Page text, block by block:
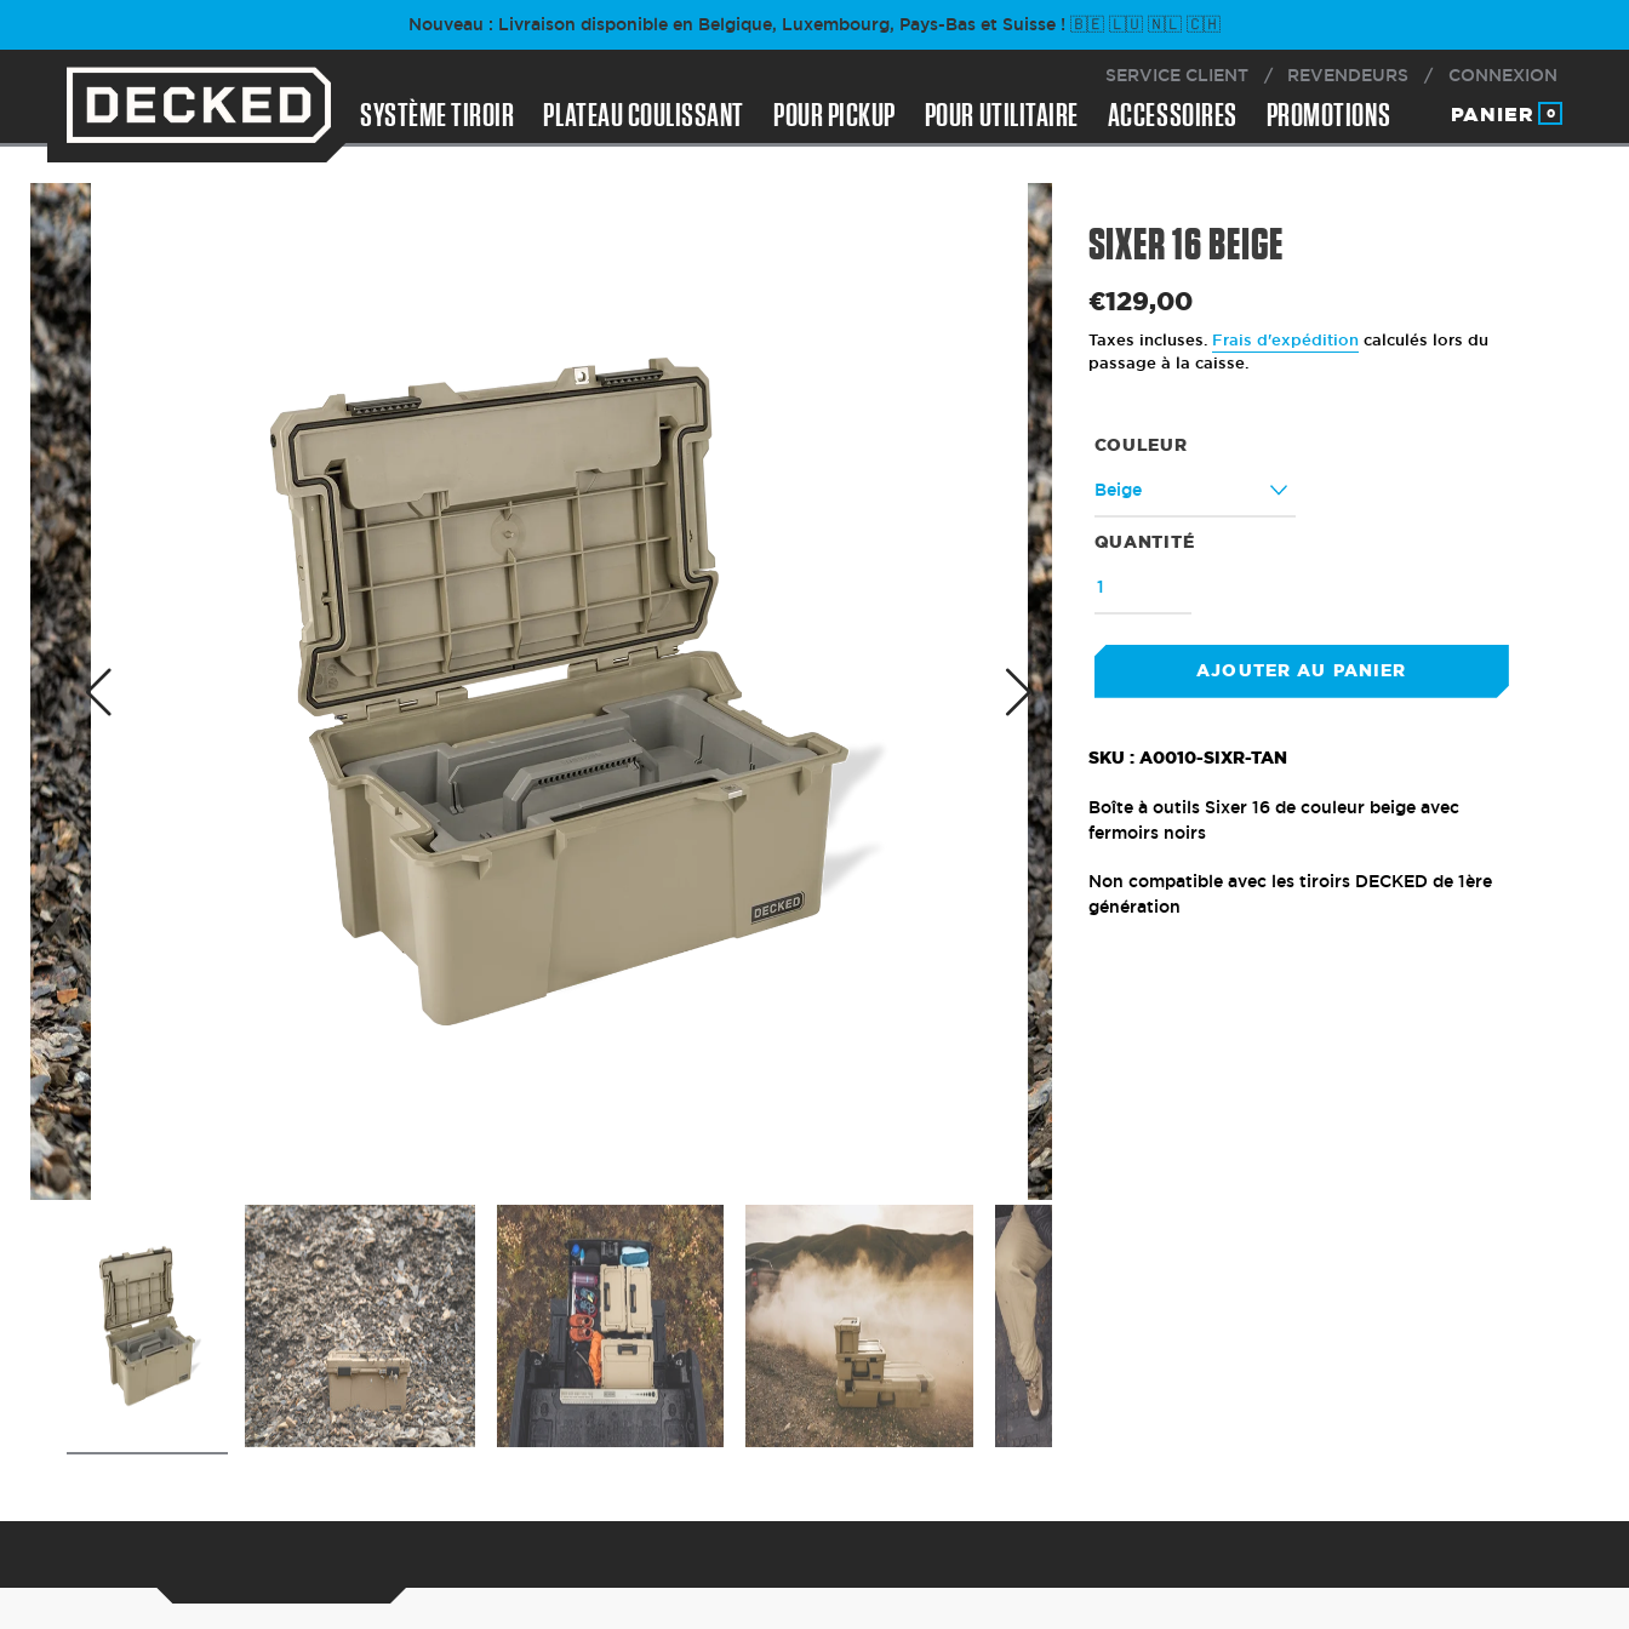
contenu
Nouveau : Livraison disponible en Belgique, Luxembourg, Pays-Bas et Suisse ! 🇧🇪 🇱🇺 🇳🇱 🇨🇭
SERVICE CLIENT / REVENDEURS / CONNEXION
SYSTÈME TIROIR PLATEAU COULISSANT POUR PICKUP POUR UTILITAIRE ACCESSOIRES PROMOTIONS PANIER 0
SIXER 16 BEIGE
Prix
normal
€129,00
Taxes incluses. Frais d'expéditioncalculés lors du
passage à la caisse.
COULEUR
QUANTITÉ
AJOUTER AU PANIER
d'un
à
votre
SKU : A0010-SIXR-TAN
Boîte à outils Sixer 16 de couleur beige avec
fermoirs noirs
Non compatible avec les tiroirs DECKED de 1ère
génération